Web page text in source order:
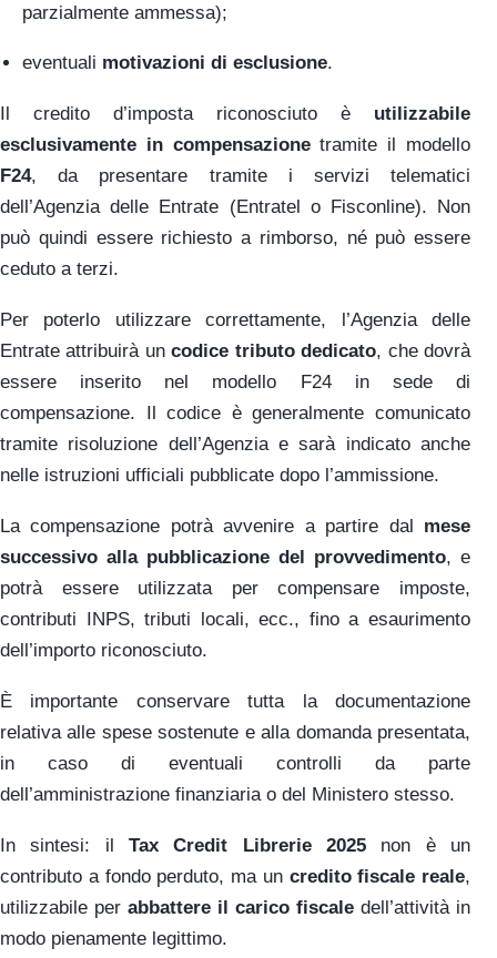
parzialmente ammessa);
eventuali motivazioni di esclusione.
Il credito d’imposta riconosciuto è utilizzabile
esclusivamente in compensazionetramite il modello
F24, da presentare tramite i servizi telematici
dell’Agenzia delle Entrate (Entratel o Fisconline). Non
può quindi essere richiesto a rimborso, né può essere
ceduto a terzi.
Per poterlo utilizzare correttamente, l’Agenzia delle
Entrate attribuirà uncodice tributo dedicato, che dovrà
essere inserito nel modello F24 in sede di
compensazione. Il codice è generalmente comunicato
tramite risoluzione dell’Agenzia e sarà indicato anche
nelle istruzioni ufficiali pubblicate dopo l’ammissione.
La compensazione potrà avvenire a partire dal mese
successivo alla pubblicazione del provvedimento, e
potrà essere utilizzata per compensare imposte,
contributi INPS, tributi locali, ecc., fino a esaurimento
dell’importo riconosciuto.
È importante conservare tutta la documentazione
relativa alle spese sostenute e alla domanda presentata,
in caso di eventuali controlli da parte
dell’amministrazione finanziaria o del Ministero stesso.
In sintesi: il Tax Credit Librerie 2025 non è un
contributo a fondo perduto, ma un credito fiscale reale,
utilizzabile per abbattere il carico fiscale dell’attività in
modo pienamente legittimo.